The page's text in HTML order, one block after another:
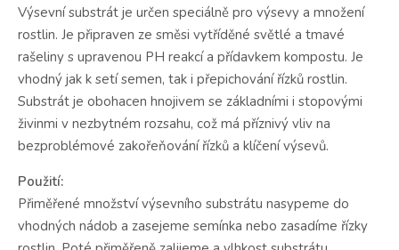
Výsevní substrát je určen speciálně pro výsevy a množení
rostlin. Je připraven ze směsi vytříděné světlé a tmavé
rašeliny s upravenou PH reakcí a přídavkem kompostu. Je
vhodný jak k setí semen, tak i přepichování řízků rostlin.
Substrát je obohacen hnojivem se základními i stopovými
živinmi v nezbytném rozsahu, což má příznivý vliv na
bezproblémové zakořeňování řízků a klíčení výsevů.
Použití:
Přiměřené množství výsevního substrátu nasypeme do
vhodných nádob a zasejeme semínka nebo zasadíme řízky